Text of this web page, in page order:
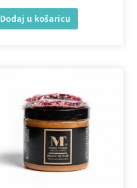
Dodaj u košaricu